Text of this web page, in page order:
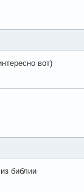
вот)
библии